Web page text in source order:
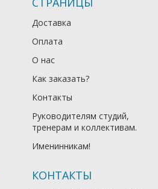
Доставка
Оплата
О нас
Как заказать?
Контакты
Руководителям студий,
тренерам и коллективам.
Именинникам!
КОНТАКТЫ